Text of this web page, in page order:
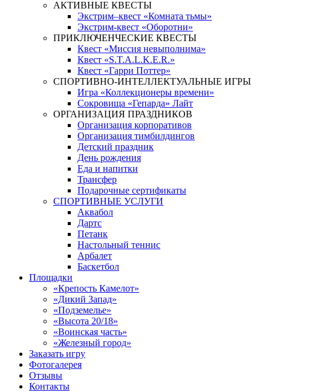
АКТИВНЫЕ КВЕСТЫ
Экстрим–квест «Комната тьмы»
Экстрим-квест «Оборотни»
ПРИКЛЮЧЕНЧЕСКИЕ КВЕСТЫ
Квест «Миссия невыполнима»
Квест «S.T.A.L.K.E.R.»
Квест «Гарри Поттер»
СПОРТИВНО-ИНТЕЛЛЕКТУАЛЬНЫЕ ИГРЫ
Игра «Коллекционеры времени»
Сокровища «Гепарда» Лайт
ОРГАНИЗАЦИЯ ПРАЗДНИКОВ
Организация корпоративов
Организация тимбилдингов
Детский праздник
День рождения
Еда и напитки
Трансфер
Подарочные сертификаты
СПОРТИВНЫЕ УСЛУГИ
Аквабол
Дартс
Петанк
Настольный теннис
Арбалет
Баскетбол
Площадки
«Крепость Камелот»
«Дикий Запад»
«Подземелье»
«Высота 20/18»
«Воинская часть»
«Железный город»
Заказать игру
Фотогалерея
Отзывы
Контакты